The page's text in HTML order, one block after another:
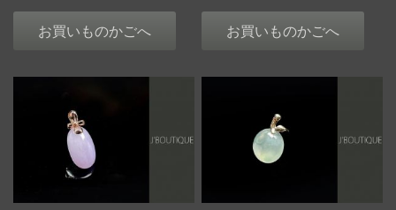
お買いものかごへ お買いものかごへ